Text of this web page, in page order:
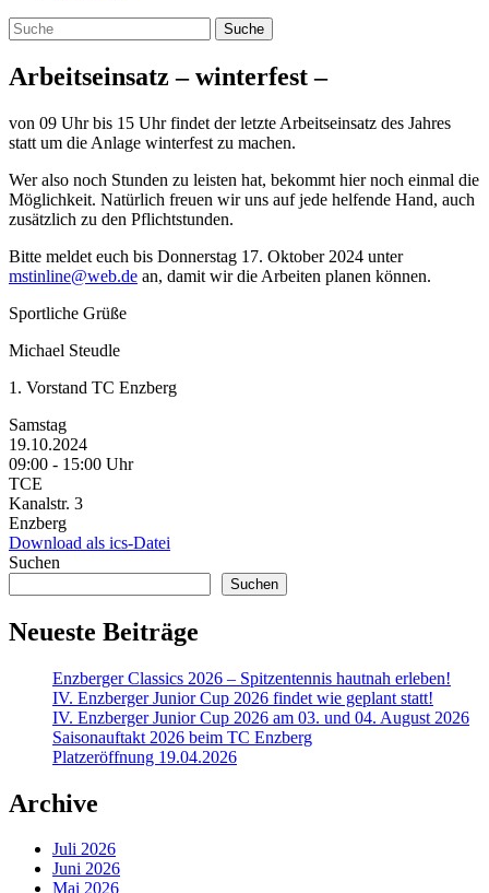
Arbeitseinsatz – winterfest –
von 09 Uhr bis 15 Uhr findet der letzte Arbeitseinsatz des Jahres
statt um die Anlage winterfest zu machen.
Wer also noch Stunden zu leisten hat, bekommt hier noch einmal die
Möglichkeit. Natürlich freuen wir uns auf jede helfende Hand, auch
zusätzlich zu den Pflichtstunden.
Bitte meldet euch bis Donnerstag 17. Oktober 2024 unter
mstinline@web.de an, damit wir die Arbeiten planen können.
Sportliche Grüße
Michael Steudle
1. Vorstand TC Enzberg
Samstag
19.10.2024
09:00 ‐ 15:00 Uhr
TCE
Kanalstr. 3
Enzberg
Download als ics-Datei
Suchen
Suchen
Neueste Beiträge
Enzberger Classics 2026 – Spitzentennis hautnah erleben!
IV. Enzberger Junior Cup 2026 findet wie geplant statt!
IV. Enzberger Junior Cup 2026 am 03. und 04. August 2026
Saisonauftakt 2026 beim TC Enzberg
Platzeröffnung 19.04.2026
Archive
Juli 2026
Juni 2026
Mai 2026